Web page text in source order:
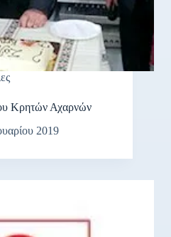
Κρητών Αχαρνών
2019